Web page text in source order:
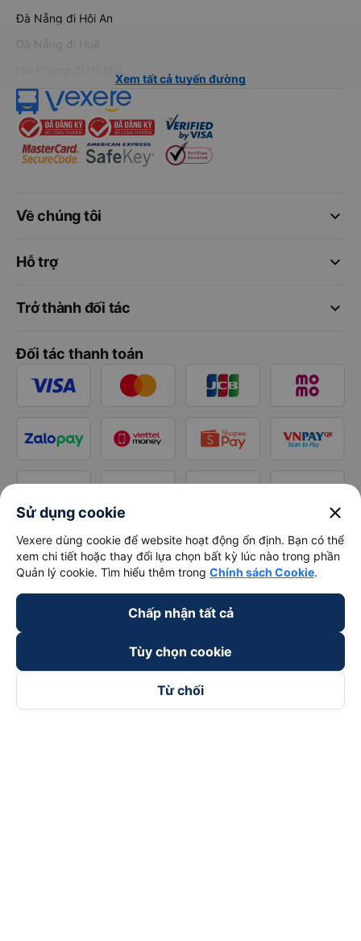
Đà Nẵng đi Hội An
Đà Nẵng đi Huế
Xem tất cả tuyến đường
keyboard_arrow_down
Về chúng tôi
keyboard_arrow_down
Hỗ trợ
keyboard_arrow_down
Trở thành đối tác
Đối tác thanh toán
Sử dụng cookie close
Vexere dùng cookie để website hoạt động ổn định. Bạn có thể
xem chi tiết hoặc thay đổi lựa chọn bất kỳ lúc nào trong phần
Quản lý cookie. Tìm hiểu thêm trong Chính sách Cookie.
Chấp nhận tất cả
Tùy chọn cookie
Từ chối